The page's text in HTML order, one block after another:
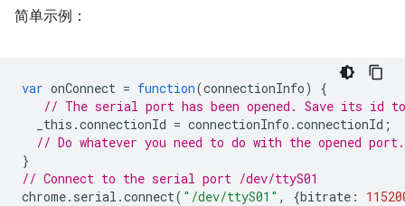
简单示例：
var onConnect = function(connectionInfo)
{
// The serial port has been opened. Save its id
_this .connectionId = connectionInfo .connectionId ;
// Do whatever you need to do with the opened port.
}
// Connect to the serial port /dev/ttyS01
chrome. serial .connect( "/dev/ttyS01" , {bitrate :